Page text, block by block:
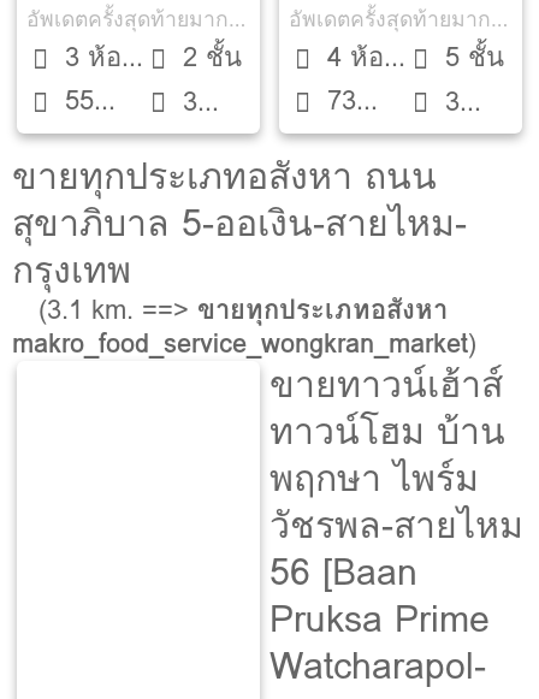
อัพเดตครั้งสุดท้ายมากกว่า 30 วัน
3 ห้อง
นอน55
ตรว.
2 ชั้น
3
ห้องน้ำ
อัพเดตครั้งสุดท้ายมากกว่า 30 วัน
4 ห้อง
นอน73
ตรว.
5 ชั้น
3
ห้องน้ำ
ขายทุกประเภทอสังหา ถนน
สุขาภิบาล 5-ออเงิน-สายไหม-
กรุงเทพ
(3.1 km. ==> ขายทุกประเภทอสังหา
makro_food_service_wongkran_market)
ขายทาวน์เฮ้าส์
ทาวน์โฮม บ้าน
พฤกษา ไพร์ม
วัชรพล-สายไหม
56 [Baan
Pruksa Prime
Watcharapol-